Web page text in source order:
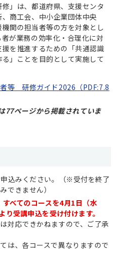
修」は、都道府県、支援センタ
商工会、中小企業団体中央
関の担当者等の方を対象とし
が業務の効率化・合理化に対
を推進するための「共通認識
」ことを目的として実施して
等 研修ガイド2026（PDF:7.8
77ページから掲載されていま
込みください。（※受付を終了
できません）
べてのコースを4月1日（水
り受講申込を受け付けます。
対応できかねますので、ご了承
は、各コースで異なりますので